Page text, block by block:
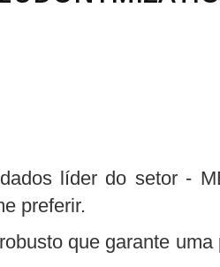
líder do setor -
preferir.
que garante uma